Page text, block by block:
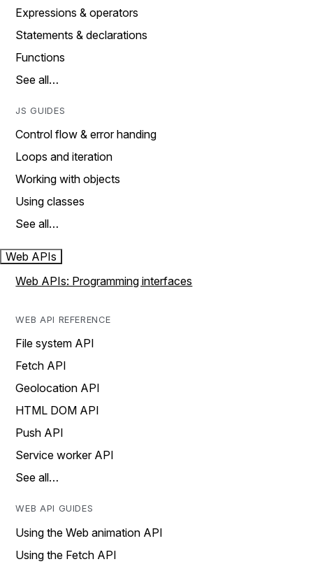
Expressions & operators
Statements & declarations
Functions
See all…
JS GUIDES
Control flow & error handing
Loops and iteration
Working with objects
Using classes
See all…
Web APIs
Web APIs: Programming interfaces
WEB API REFERENCE
File system API
Fetch API
Geolocation API
HTML DOM API
Push API
Service worker API
See all…
WEB API GUIDES
Using the Web animation API
Using the Fetch API